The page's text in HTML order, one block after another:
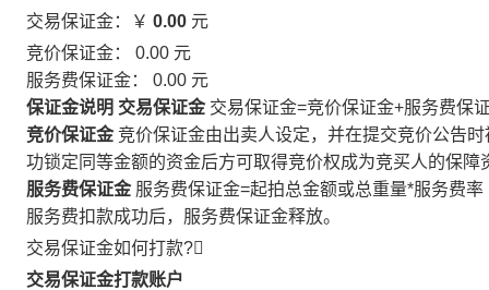
交易保证金：￥ 0.00 元
竞价保证金： 0.00 元
服务费保证金： 0.00 元
保证金说明 交易保证金 交易保证金=竞价保证金+服务费保
竞价保证金 竞价保证金由出卖人设定，并在提交竞价公告
功锁定同等金额的资金后方可取得竞价权成为竞买人的保障
服务费保证金 服务费保证金=起拍总金额或总重量*服务费率
服务费扣款成功后，服务费保证金释放。
交易保证金如何打款?
交易保证金打款账户